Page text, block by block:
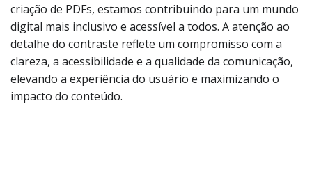
criação de PDFs, estamos contribuindo para um mundo
digital mais inclusivo e acessível a todos. A atenção ao
detalhe do contraste reflete um compromisso com a
clareza, a acessibilidade e a qualidade da comunicação,
elevando a experiência do usuário e maximizando o
impacto do conteúdo.